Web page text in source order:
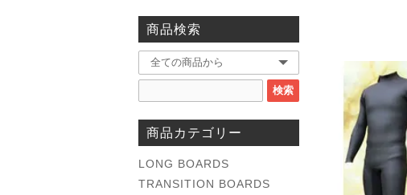
商品検索
商品カテゴリー
LONG BOARDS
TRANSITION BOARDS